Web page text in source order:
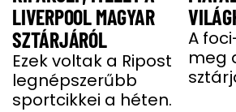
LIVERPOOL MAGYAR
SZTÁRJÁRÓL
Ezek voltak a Ripost
legnépszerűbb
sportcikkei a héten.
A
meg